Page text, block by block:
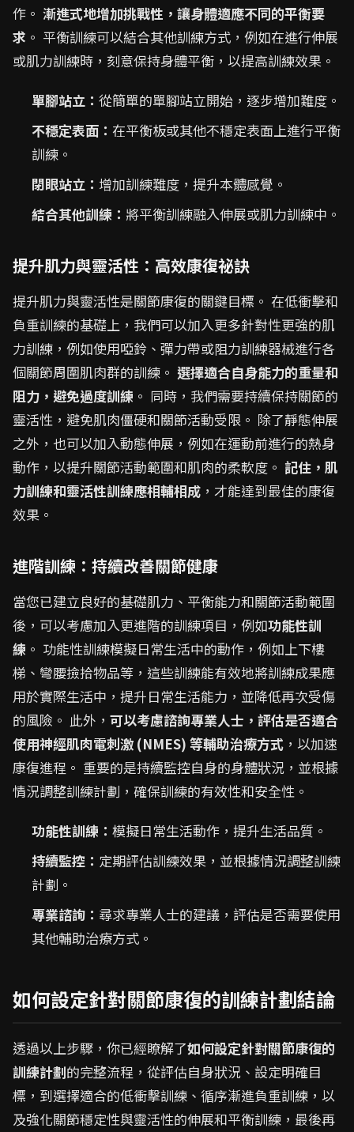
作。 漸進式地增加挑戰性，讓身體適應不同的平衡要
求 。 平衡訓練可以結合其他訓練方式，例如在進行伸展
或肌力訓練時，刻意保持身體平衡，以提高訓練效果。
單腳站立： 從簡單的單腳站立開始，逐步增加難度。
不穩定表面： 在平衡板或其他不穩定表面上進行平衡
訓練。
閉眼站立： 增加訓練難度，提升本體感覺。
結合其他訓練： 將平衡訓練融入伸展或肌力訓練中。
提升肌力與靈活性：高效康復祕訣
提升肌力與靈活性是關節康復的關鍵目標。 在低衝擊和
負重訓練的基礎上，我們可以加入更多針對性更強的肌
力訓練，例如使用啞鈴、彈力帶或阻力訓練器械進行各
個關節周圍肌肉群的訓練。 選擇適合自身能力的重量和
阻力，避免過度訓練 。 同時，我們需要持續保持關節的
靈活性，避免肌肉僵硬和關節活動受限。 除了靜態伸展
之外，也可以加入動態伸展，例如在運動前進行的熱身
動作，以提升關節活動範圍和肌肉的柔軟度。 記住，肌
力訓練和靈活性訓練應相輔相成 ，才能達到最佳的康復
效果。
進階訓練：持續改善關節健康
當您已建立良好的基礎肌力、平衡能力和關節活動範圍
後，可以考慮加入更進階的訓練項目，例如功能性訓
練 。 功能性訓練模擬日常生活中的動作，例如上下樓
梯、彎腰撿拾物品等，這些訓練能有效地將訓練成果應
用於實際生活中，提升日常生活能力，並降低再次受傷
的風險。 此外， 可以考慮諮詢專業人士，評估是否適合
使用神經肌肉電刺激 (NMES) 等輔助治療方式 ，以加速
康復進程。 重要的是持續監控自身的身體狀況，並根據
情況調整訓練計劃，確保訓練的有效性和安全性。
功能性訓練： 模擬日常生活動作，提升生活品質。
持續監控： 定期評估訓練效果，並根據情況調整訓練
計劃。
專業諮詢： 尋求專業人士的建議，評估是否需要使用
其他輔助治療方式。
如何設定針對關節康復的訓練計劃結論
透過以上步驟，你已經瞭解了如何設定針對關節康復的
訓練計劃的完整流程，從評估自身狀況、設定明確目
標，到選擇適合的低衝擊訓練、循序漸進負重訓練，以
及強化關節穩定性與靈活性的伸展和平衡訓練，最後再